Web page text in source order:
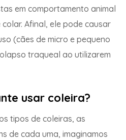
em comportamento animal
Afinal, ele pode causar
(cães de micro e pequeno
traqueal ao utilizarem
usar coleira?
tipos de coleiras, as
de cada uma, imaginamos